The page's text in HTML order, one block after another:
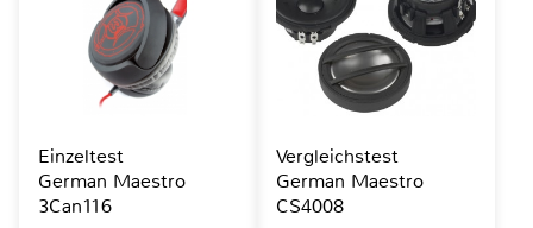
Einzeltest
German Maestro
3Can116
Vergleichstest
German Maestro
CS4008